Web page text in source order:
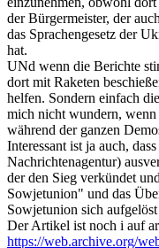
der Bürgermeister, der
das Sprachengesetz der
hat.
UNd wenn die Berichte
dort mit Raketen
helfen. Sondern einfach
mich nicht wundern,
während der ganzen
Interessant ist ja auch,
Nachrichtenagentur)
der den Sieg verkündet
Sowjetunion" und das
Sowjetunion sich aufgelöst
Der Artikel ist noch i auf
https://web.archive.org/